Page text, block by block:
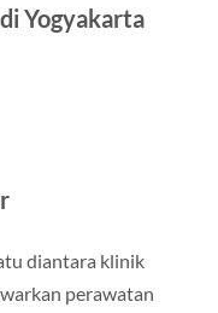
Yogyakarta
diantara klinik
perawatan